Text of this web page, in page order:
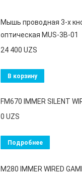
Мышь проводная 3-х
оптическая MUS-3B-01
24 400 UZS
В корзину
FM670 IMMER SILENT
0 UZS
Подробнее
M280 IMMER WIRED